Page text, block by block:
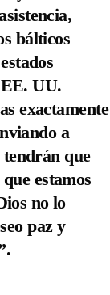
bálticos
UU.
exactamente
a
que
estamos
no lo
paz y